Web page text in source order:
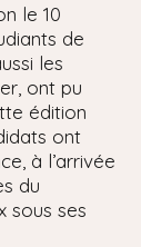
le 10
de
les
ont pu
édition
ont
à l’arrivée
du
sous ses